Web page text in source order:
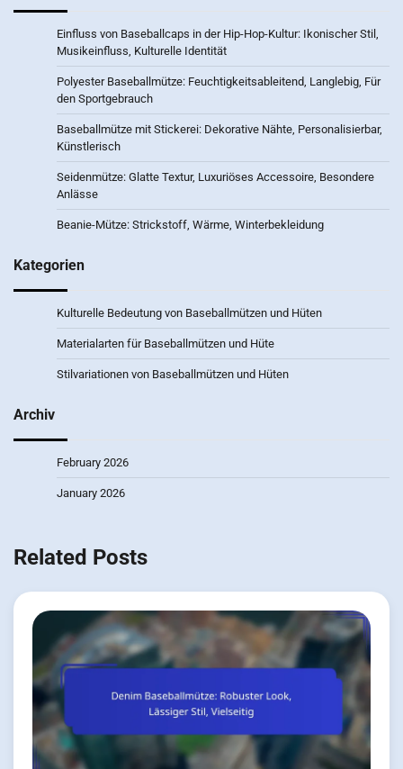
Einfluss von Baseballcaps in der Hip-Hop-Kultur: Ikonischer Stil,
Musikeinfluss, Kulturelle Identität
Polyester Baseballmütze: Feuchtigkeitsableitend, Langlebig, Für
den Sportgebrauch
Baseballmütze mit Stickerei: Dekorative Nähte, Personalisierbar,
Künstlerisch
Seidenmütze: Glatte Textur, Luxuriöses Accessoire, Besondere
Anlässe
Beanie-Mütze: Strickstoff, Wärme, Winterbekleidung
Kategorien
Kulturelle Bedeutung von Baseballmützen und Hüten
Materialarten für Baseballmützen und Hüte
Stilvariationen von Baseballmützen und Hüten
Archiv
February 2026
January 2026
Related Posts